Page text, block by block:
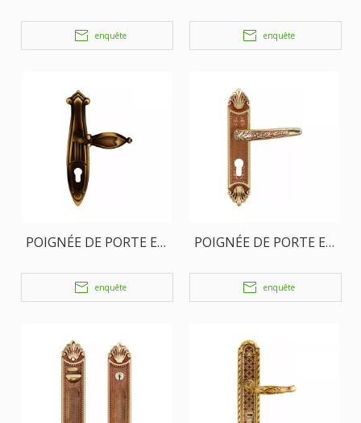
enquête enquête
POIGNÉE DE PORTE EN
enquête
POIGNÉE DE PORTE EN
enquête